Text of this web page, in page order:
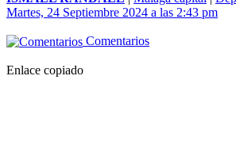
Martes, 24 Septiembre 2024 a las 2:43 pm
Comentarios
Enlace copiado